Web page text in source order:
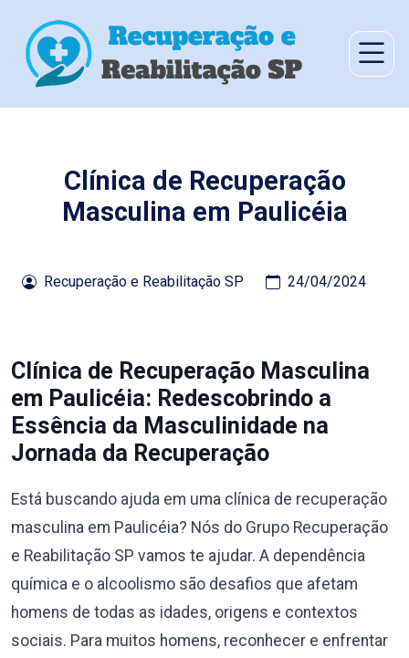
Clínica de Recuperação
Masculina em Paulicéia
Recuperação e Reabilitação SP 24/04/2024
Clínica de Recuperação Masculina
em Paulicéia: Redescobrindo a
Essência da Masculinidade na
Jornada da Recuperação
Está buscando ajuda em uma clínica de recuperação
masculina em Paulicéia? Nós do Grupo Recuperação
e Reabilitação SP vamos te ajudar. A dependência
química e o alcoolismo são desafios que afetam
homens de todas as idades, origens e contextos
sociais. Para muitos homens, reconhecer e enfrentar